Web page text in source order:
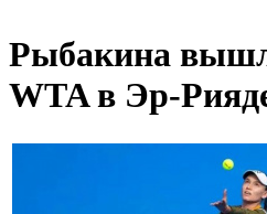
Рыбакина
WTA в Эр-